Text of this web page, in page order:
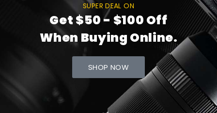
SUPER DEAL ON
Get $50 - $100 Off
When Buying Online.
SHOP NOW